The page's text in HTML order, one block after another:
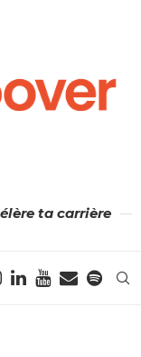
ta carrière